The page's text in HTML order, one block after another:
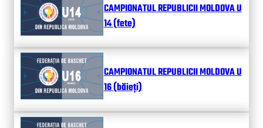
CAMPIONATUL REPUBLICII MOLDOVA U
14 (fete)
CAMPIONATUL REPUBLICII MOLDOVA U
16 (băieți)